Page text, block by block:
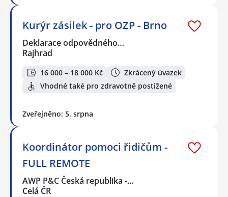
Kurýr zásilek - pro OZP - Brno
Deklarace odpovědného…
Rajhrad
16 000 – 18 000 Kč
Zkrácený úvazek
Vhodné také pro zdravotně postižené
Zveřejněno: 5. srpna
Koordinátor pomoci řidičům -
FULL REMOTE
AWP P&C Česká republika -…
Celá ČR